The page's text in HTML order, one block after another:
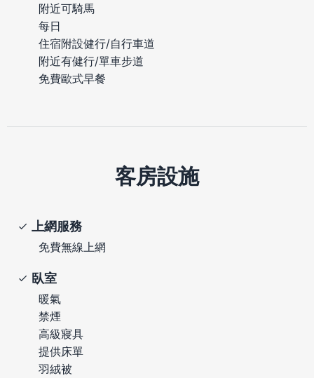
附近可騎馬
每日
住宿附設健行/自行車道
附近有健行/單車步道
免費歐式早餐
客房設施
上網服務
免費無線上網
臥室
暖氣
禁煙
高級寢具
提供床單
羽絨被